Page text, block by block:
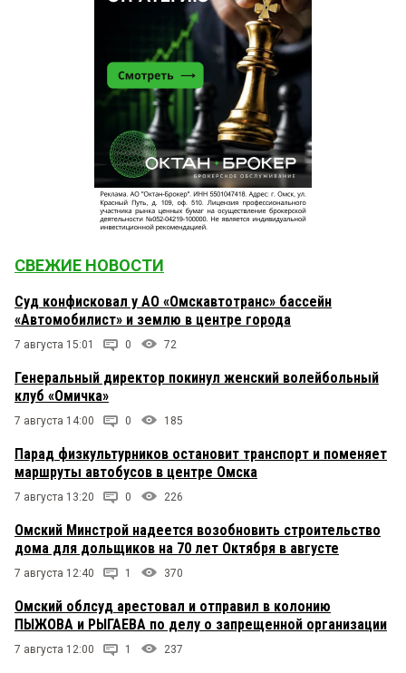
СВЕЖИЕ НОВОСТИ
Суд конфисковал у АО «Омскавтотранс» бассейн
«Автомобилист» и землю в центре города
7 августа 15:01 0 72
Генеральный директор покинул женский волейбольный
клуб «Омичка»
7 августа 14:00 0 185
Парад физкультурников остановит транспорт и поменяет
маршруты автобусов в центре Омска
7 августа 13:20 0 226
Омский Минстрой надеется возобновить строительство
дома для дольщиков на 70 лет Октября в августе
7 августа 12:40 1 370
Омский облсуд арестовал и отправил в колонию
ПЫЖОВА и РЫГАЕВА по делу о запрещенной организации
7 августа 12:00 1 237